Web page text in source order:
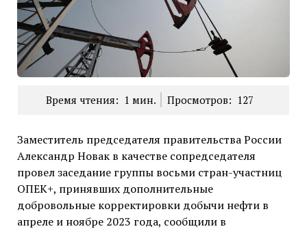
Время чтения: 1 мин. Просмотров: 127
Заместитель председателя правительства России
Александр Новак в качестве сопредседателя
провел заседание группы восьми стран-участниц
ОПЕК+, принявших дополнительные
добровольные корректировки добычи нефти в
апреле и ноябре 2023 года, сообщили в